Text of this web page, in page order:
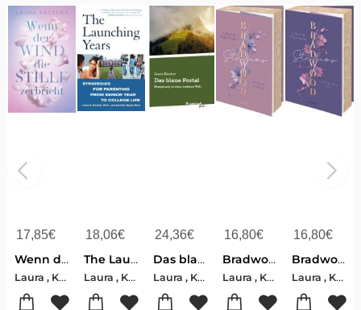
17,85€
Wenn der Wind die Stille zerbricht
Laura , Kästner
18,06€
The Launching Years
Laura , Kastner-Jennifer , Wyatt
24,36€
Das blaue Portal
Laura , Kastner
16,80€
Bradwood Studios
Laura , Kästner
16,80€
Bradwood Studios
Laura , Kästner